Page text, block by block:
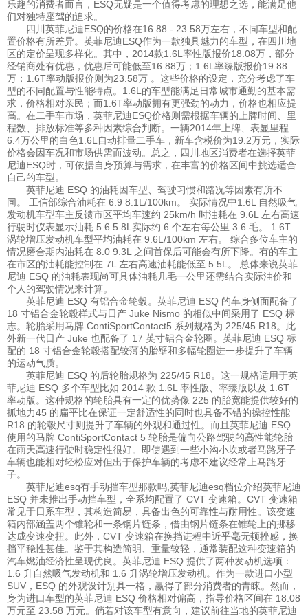
乐趣的消费者而言，ESQ无疑是一个值得考虑的理想之选，能满足他
们对独特座驾的追求。
四川英菲尼迪ESQ的价格在16.88 - 23.58万左右，不同车型和配
置价格有所差异。英菲尼迪ESQ作为一款独具魅力的车型，在四川地
区的定价呈现多样化。其中，2014款1.6L率性版报价18.08万，部分
经销商处有优惠，优惠后可能低至16.88万；1.6L率臻版报价19.88
万；1.6T率动版报价则为23.58万 。这些价格的设定，充分考虑了车
型的不同配置与性能特点。1.6L的车型能满足日常城市通勤的基本需
求，价格相对亲民；而1.6T率动版拥有更强劲的动力，价格也相应提
高。在二手车市场，英菲尼迪ESQ价格则需根据车辆的上牌时间、里
程数、排放标准等多种因素综合判断。一辆2014年上牌、表显里程
6.4万公里的白色1.6L自动排量二手车，新车含税价为19.2万元，实际
价格会因车况和市场供需而波动。总之，四川地区消费者在选择英菲
尼迪ESQ时，可依据自身预算与需求，在丰富的价格区间中挑选适合
自己的车型。
英菲尼迪 ESQ 的油耗因车型、驾驶习惯和路况等因素有所不
同。 工信部综合油耗在 6.9 8.1L/100km。 实际情况中1.6L 自然吸气
发动机车型车主反馈市区平均车速约 25km/h 时油耗在 9.6L 左右高速
行驶时仪表显示油耗 5.6 5.8L实际约 6 个左右每公里 3.6 毛。 1.6T
涡轮增压发动机车型平均油耗在 9.6L/100km 左右。 综合多位车主的
情况磨合期内油耗在 8.0 9.3L 之间首保后可能会有所下降。有的车主
在市区的油耗能控制在 7L 左右高速油耗能低至 5.5L。 总体来说英菲
尼迪 ESQ 的油耗表现尚可具体油耗几毛一公里还需结合实际油价和
个人的驾驶情况来计算。
英菲尼迪 ESQ 有铝合金轮毂。英菲尼迪 ESQ 的车身侧面配备了
18 寸铝合金轮毂样式与日产 Juke Nismo 的相似中间采用了 ESQ 标
志。轮胎采用马牌 ContiSportContact5 系列规格为 225/45 R18。此
外新一代日产 Juke 也配备了 17 英寸铝合金轮圈。英菲尼迪 ESQ 标
配的 18 寸铝合金轮毂搭配较薄的胎壁和多幅轮圈进一步提升了车辆
的运动气质。
英菲尼迪 ESQ 的后轮胎规格为 225/45 R18。这一规格适用于英
菲尼迪 ESQ 多个车型比如 2014 款 1.6L 率性版、率臻版以及 1.6T
率动版。这种规格的轮胎具有一定的优势像 225 的胎宽能提供较好的
抓地力45 的扁平比在保证一定舒适性的同时也具备不错的操控性能
R18 的轮毂尺寸则提升了车辆的外观和通过性。而且英菲尼迪 ESQ
使用的马牌 ContiSportContact 5 轮胎是偏向公路驾驶的高性能轮胎
在雨天高速行驶时稳定性很好。即使遇到一些小沟小坎或者马路牙子
车辆也能相对轻松应对但出于保护车辆的考虑不建议经常上马路牙
子。
英菲尼迪esq有手动挡车型那款吗,英菲尼迪esq档位介绍英菲尼迪
ESQ 并未推出手动挡车型，全系均配置了 CVT 变速箱。CVT 变速箱
常见于日系车型，其构造简易，具备出色的可靠性与耐用性。该变速
箱内部涵盖两个锥轮和一条钢片链条，借由钢片链条在锥轮上的挪移
达成变速变扭。此外，CVT 变速箱在换挡进程中近乎毫无顿挫感，换
挡平稳性甚佳。鉴于其构造简明、重量较轻，通常装配这种变速箱的
汽车燃油经济性呈现优良。英菲尼迪 ESQ 提供了两种发动机选项：
1.6 升自然吸气发动机和 1.6 升涡轮增压发动机。作为一款进口小型
SUV，ESQ 的外观设计别具一格，赢得了部分消费者的青睐。然而，
身为进口车型的英菲尼迪 ESQ 价格相对偏高，指导价格区间在 18.08
万元至 23.58 万元。倘若对该车型有意向，建议前往当地的英菲尼迪